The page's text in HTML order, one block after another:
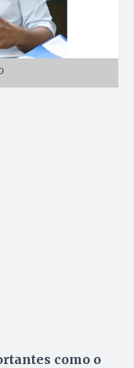
como o